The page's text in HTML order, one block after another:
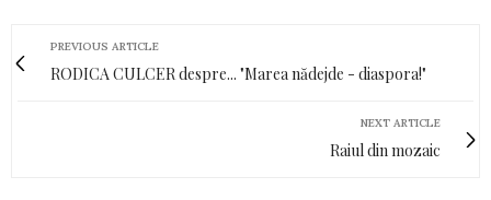
PREVIOUS ARTICLE
RODICA CULCER despre... "Marea nădejde - diaspora!"
NEXT ARTICLE
Raiul din mozaic